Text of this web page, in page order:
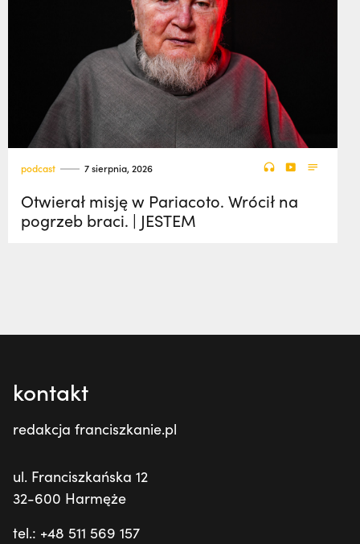
podcast 7 sierpnia, 2026
Otwierał misję w Pariacoto. Wrócił na
pogrzeb braci. | JESTEM
kontakt
redakcja franciszkanie.pl
ul. Franciszkańska 12
32-600 Harmęże
tel.: +48 511 569 157